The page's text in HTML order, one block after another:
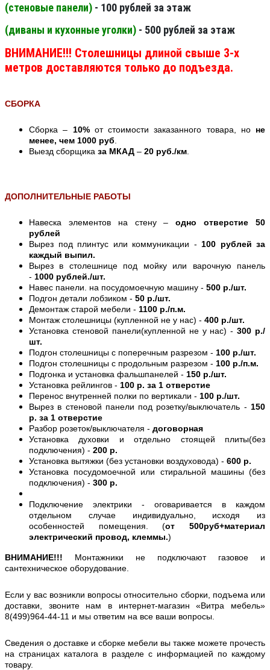
(стеновые панели) - 100 рублей за этаж
(диваны и кухонные уголки) - 500 рублей за этаж
ВНИМАНИЕ!!! Столешницы длиной свыше 3-х
метров доставляются только до подъезда.
СБОРКА
Сборка – 10%от стоимости заказанного товара, но не
менее, чем 1000 руб
Выезд сборщика за МКАД – 20 руб./км
ДОПОЛНИТЕЛЬНЫЕ РАБОТЫ
Навеска элементов на стену –одно отверстие 50
рублей
Вырез под плинтус или коммуникации - 100 рублей за
каждый выпил.
Вырез в столешнице под мойку или варочную панель
- 1000 рублей./шт.
Навес панели. на посудомоечную машину - 500 р./шт.
Подгон детали лобзиком - 50 р./шт.
Демонтаж старой мебели - 1100 р./п.м.
Монтаж столешницы (купленной не у нас) - 400 р./шт.
Установка стеновой панели(купленной не у нас) -300 р./
шт.
Подгон столешницы с поперечным разрезом - 100 р./шт.
Подгон столешницы с продольным разрезом - 100 р./п.м.
Подгонка и установка фальшпанелей - 150 р./шт.
Установка рейлингов - 100 р. за 1 отверстие
Перенос внутренней полки по вертикали - 100 р./шт.
Вырез в стеновой панели под розетку/выключатель - 150
р. за 1 отверстие
Разбор розеток/выключателя - договорная
Установка духовки и отдельно стоящей плиты(без
подключения) - 200 р.
Установка вытяжки (без установки воздуховода) - 600 р.
Установка посудомоечной или стиральной машины (без
подключения) - 300 р.
Подключение электрики - оговаривается в каждом
отдельном случае индивидуально, исходя из
особенностей помещения. (от 500руб+материал
электрический провод, клеммы.)
ВНИМАНИЕ!!! Монтажники не подключают газовое и
сантехническое оборудование.
Если у вас возникли вопросы относительно сборки, подъема или
доставки, звоните нам в интернет-магазин «Витра мебель»
8(499)964-44-11 и мы ответим на все ваши вопросы.
Сведения о доставке и сборке мебели вы также можете прочесть
на страницах каталога в разделе с информацией по каждому
товару.